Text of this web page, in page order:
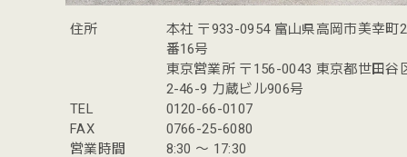
住所
本社 〒933-0954 富山県高岡市美幸町
番16号
東京営業所 〒156-0043 東京都世田谷
2-46-9 力蔵ビル906号
TEL
0120-66-0107
FAX
0766-25-6080
営業時間
8:30 〜 17:30